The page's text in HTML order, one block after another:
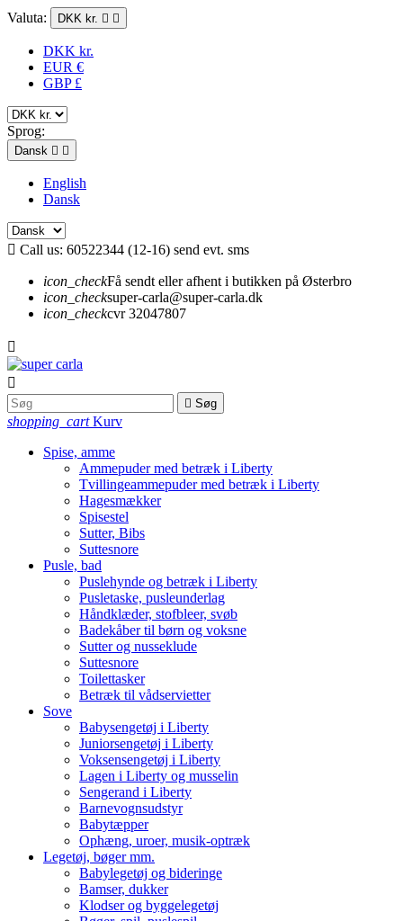
Valuta: DKK kr.  
DKK kr.
EUR €
GBP £
Sprog:
Dansk  
English
Dansk
 Call us: 60522344 (12-16) send evt. sms
icon_checkFå sendt eller afhent i butikken på Østerbro
icon_checksuper-carla@super-carla.dk
icon_checkcvr 32047807


 Søg
shopping_cart Kurv
Spise, amme
Ammepuder med betræk i Liberty
Tvillingeammepuder med betræk i Liberty
Hagesmækker
Spisestel
Sutter, Bibs
Suttesnore
Pusle, bad
Puslehynde og betræk i Liberty
Pusletaske, pusleunderlag
Håndklæder, stofbleer, svøb
Badekåber til børn og voksne
Sutter og nusseklude
Suttesnore
Toilettasker
Betræk til vådservietter
Sove
Babysengetøj i Liberty
Juniorsengetøj i Liberty
Voksensengetøj i Liberty
Lagen i Liberty og musselin
Sengerand i Liberty
Barnevognsudstyr
Babytæpper
Ophæng, uroer, musik-optræk
Legetøj, bøger mm.
Babylegetøj og bideringe
Bamser, dukker
Klodser og byggelegetøj